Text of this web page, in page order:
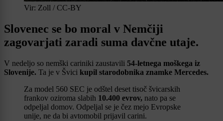
Vir: Zoll / CC-BY
Slovenec se bo moral v Nemčiji
zagovarjati zaradi suma davčne utaje.
V nedeljo so nemški cariniki zaustavili 54-letnega moškega iz
Slovenije. Ta je v Švici kupil starodobnika znamke Mercedes.
Za model 560 SEC je odštel deset tisoč švicarskih
frankov oziroma slabih 10.400 evrov, nato pa se
odpeljal domov. Odpeljal se je čez mejo Evropske
unije, ne da bi avtomobil prijavil carini.